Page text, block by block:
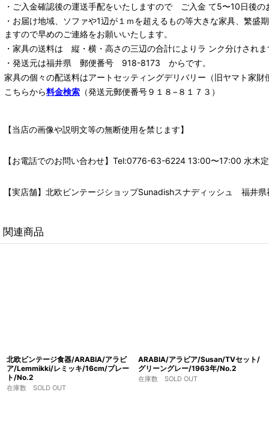
・ご入金確認後の運送手配をいたしますので ご入金 て5〜10日後の
・お届け地域、ソファや1辺が１ｍを超えるもの等大きな家具、繁
ますので早めのご連絡をお願いいたします。
・家具の送料は 縦・横・高さの三辺の合計によりラ ンク分けされま
・発送元は福井県 郵便番号 918-8173 からです。
家具の個々の配送料はアートセッティングデリバリー （旧ヤマト家財
こちらから料金検索 （発送元郵便番号９１８−８１７３）
【当店の画像や説明文等の無断使用を禁じます】
【お電話でのお問い合わせ】Tel:0776-63-6224 13:00〜17:00 水木
【実店舗】北欧ビンテージショップSunadishスナディッシュ 福井
関連商品
北欧ビンテージ食器/ARABIA/アラビ
ア/Lemmikki/レミッキ/16cm/プレー
ト/No.2
在庫数 SOLD OUT
ARABIA/アラビア/Susan/TVセット/
グリーングレー/1963年/No.2
在庫数 SOLD OUT